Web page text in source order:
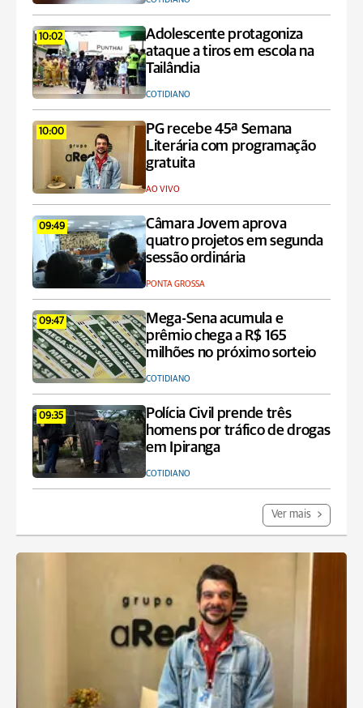
10:02
Adolescente protagoniza
ataque a tiros em escola na
Tailândia
COTIDIANO
10:00
PG recebe 45ª Semana
Literária com programação
gratuita
AO VIVO
09:49
Câmara Jovem aprova
quatro projetos em segunda
sessão ordinária
PONTA GROSSA
09:47
Mega-Sena acumula e
prêmio chega a R$ 165
milhões no próximo sorteio
COTIDIANO
09:35
Polícia Civil prende três
homens por tráfico de drogas
em Ipiranga
COTIDIANO
Ver mais